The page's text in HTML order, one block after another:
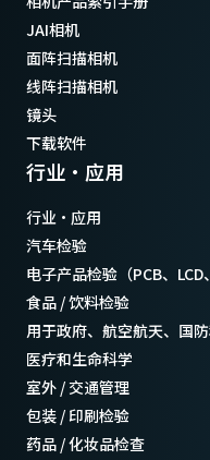
JAI相机
面阵扫描相机
线阵扫描相机
镜头
下载软件
行业·应用
行业·应用
汽车检验
电子产品检验（PCB、LCD
食品 / 饮料检验
用于政府、航空航天、国
医疗和生命科学
室外 / 交通管理
包装 / 印刷检验
药品 / 化妆品检查